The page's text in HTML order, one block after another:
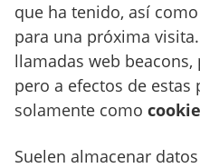
que ha tenido, así
para una próxima
llamadas web beacons,
pero a efectos de
solamente como
Suelen almacenar